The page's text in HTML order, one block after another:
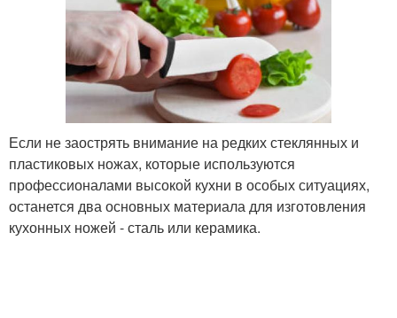
Если не заострять внимание на редких стеклянных и
пластиковых ножах, которые используются
профессионалами высокой кухни в особых ситуациях,
останется два основных материала для изготовления
кухонных ножей - сталь или керамика.